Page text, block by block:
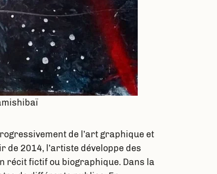
de l’art graphique et
de 2014, l’artiste développe des
récit fictif ou biographique. Dans la